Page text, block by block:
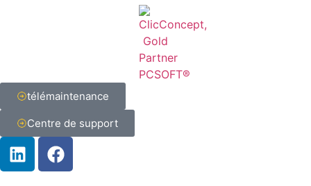
télémaintenance
Centre de support